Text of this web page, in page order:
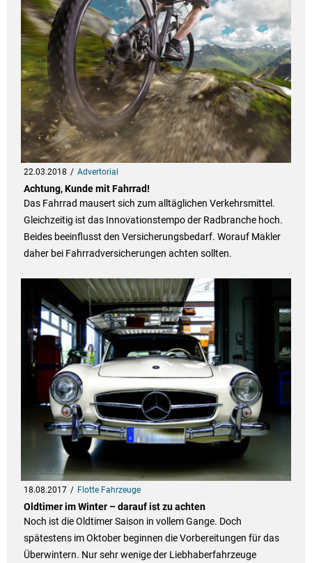
22.03.2018 Advertorial
Achtung, Kunde mit Fahrrad!
Das Fahrrad mausert sich zum alltäglichen Verkehrsmittel.
Gleichzeitig ist das Innovationstempo der Radbranche hoch.
Beides beeinflusst den Versicherungsbedarf. Worauf Makler
daher bei Fahrradversicherungen achten sollten.
18.08.2017 Flotte Fahrzeuge
Oldtimer im Winter – darauf ist zu achten
Noch ist die Oldtimer Saison in vollem Gange. Doch
spätestens im Oktober beginnen die Vorbereitungen für das
Überwintern. Nur sehr wenige der Liebhaberfahrzeuge